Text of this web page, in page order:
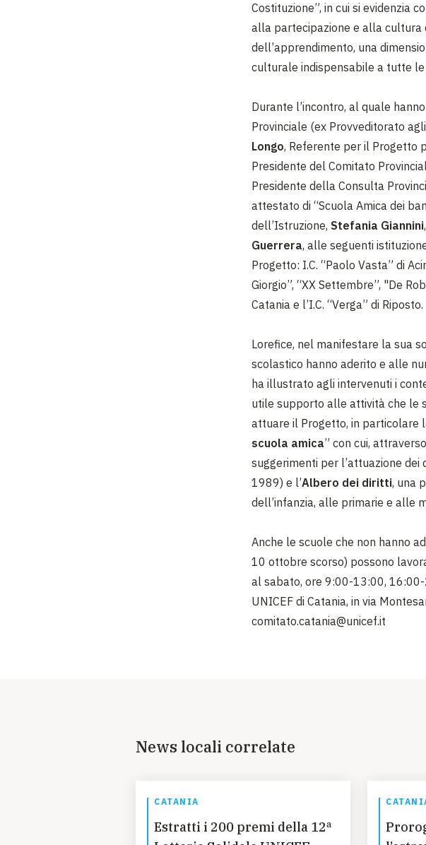
Costituzione”, in cui si evidenzia
alla partecipazione e alla
dell’apprendimento, una
culturale indispensabile a tutte
Durante l’incontro, al quale
Provinciale (ex Provveditorato
Longo, Referente per il Progetto
Presidente del Comitato
Presidente della Consulta
attestato di “Scuola Amica dei
dell’Istruzione, Stefania Giannini
Guerrera, alle seguenti
Progetto: I.C. “Paolo Vasta” di
Giorgio”, “XX Settembre”, "De
Catania e l’I.C. “Verga” di Riposto.
Lorefice, nel manifestare la sua
scolastico hanno aderito e alle
ha illustrato agli intervenuti i
utile supporto alle attività che le
attuare il Progetto, in particolare
scuola amica” con cui,
suggerimenti per l’attuazione dei
1989) e l’Albero dei diritti, una
dell’infanzia, alle primarie e alle
Anche le scuole che non hanno
10 ottobre scorso) possono
al sabato, ore 9:00-13:00,
UNICEF di Catania, in via
comitato.catania@unicef.it
News locali correlate
CATANIA
Estratti i 200 premi della 12ª